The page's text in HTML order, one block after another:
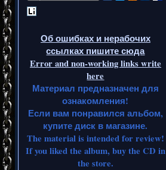
Об ошибках и нерабочих
ссылках пишите сюда
Error and non-working links write
here
Материал предназначен для
ознакомления!
Если вам понравился альбом,
купите диск в магазине.
The material is intended for review!
If you liked the album, buy the CD in
the store.